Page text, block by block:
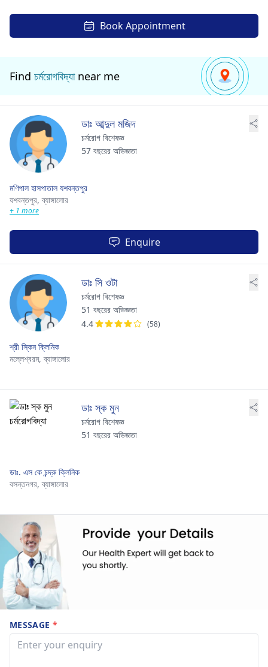
Book Appointment
Find চর্মরোগবিদ্যাnear me
ডাঃ আব্দুল মজিদ
চর্মরোগ বিশেষজ্ঞ
57 বছরের অভিজ্ঞতা
মণিপাল হাসপাতাল যশবন্তপুর
যশবন্তপুর,ব্যাঙ্গালোর
+ 1 more
Enquire
ডাঃ সি ওটা
চর্মরোগ বিশেষজ্ঞ
51 বছরের অভিজ্ঞতা
4.4
(58)
শ্রী স্কিন ক্লিনিক
মল্লেশ্বরম,ব্যাঙ্গালোর
ডাঃ স্ক মুন
চর্মরোগ বিশেষজ্ঞ
51 বছরের অভিজ্ঞতা
ডাঃ. এস কে চন্দ্রু ক্লিনিক
বসন্তনগর,ব্যাঙ্গালোর
MESSAGE *